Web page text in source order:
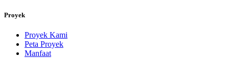
Proyek
Proyek Kami
Peta Proyek
Manfaat